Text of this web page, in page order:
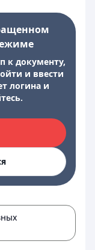
к документу,
и ввести
логина и